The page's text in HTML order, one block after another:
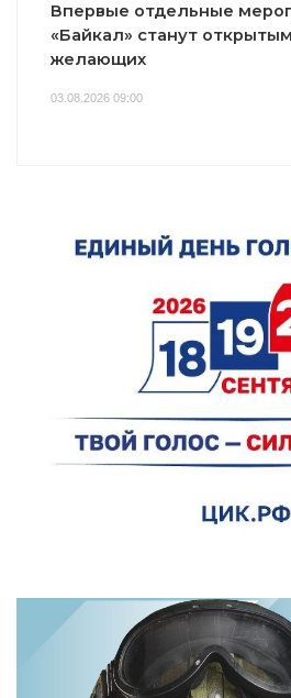
Впервые отдельные
«Байкал» станут
желающих
03.08.2026 09:00